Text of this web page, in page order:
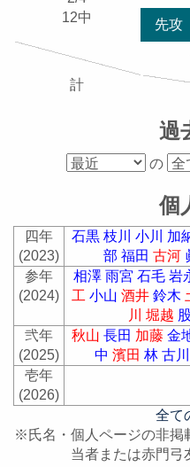
12中
先攻
計
過
の
個
四年
(2023)
石黒 枝川 小川 加
部 福田 古河
参年
(2024)
相澤 雨宮 石毛 岩
工 小山 酒井 鈴木
川 堀越
弐年
(2025)
秋山 長田 加藤 金
中 濱田 林 古川
壱年
(2026)
全て
※氏名・個人ページの非掲
当者または赤門弓